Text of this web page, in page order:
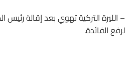
– الليرة التركية تهوي بعد إقالة رئيس
لرفع الفائدة.